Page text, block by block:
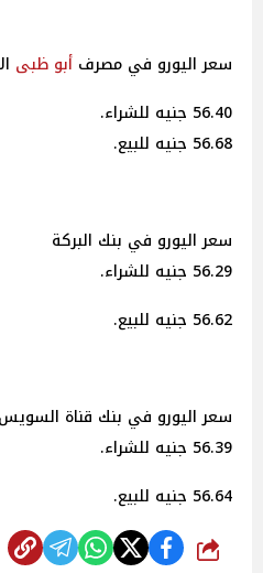
سعر اليورو في مصرف أبو ظبى
56.40 جنيه للشراء.
56.68 جنيه للبيع.
سعر اليورو في بنك البركة
56.29 جنيه للشراء.
56.62 جنيه للبيع.
سعر اليورو في بنك قناة السويس
56.39 جنيه للشراء.
56.64 جنيه للبيع.
شارك